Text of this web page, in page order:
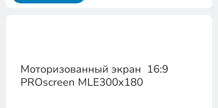
Моторизованный экран 16:9
PROscreen MLE300x180